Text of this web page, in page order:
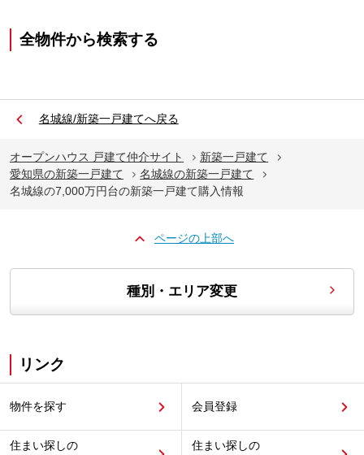
全物件から検索する
名城線/新築一戸建てへ戻る
オープンハウス 戸建て仲介サイト
新築一戸建て
愛知県の新築一戸建て
名城線の新築一戸建て
名城線の7,000万円台の新築一戸建て購入情報
ページの上部へ
種別・エリア変更
リンク
物件を探す 会員登録
住まい探しの
住まい探しの